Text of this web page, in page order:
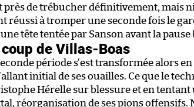
près de trébucher définitivement, mais ni
réussi à tromper une seconde fois le
tête tentée par Sanson avant la pause
de Villas-Boas
période s’est transformée alors
initial de ses ouailles. Ce que le
Hérelle sur blessure et en
réorganisation de ses pions